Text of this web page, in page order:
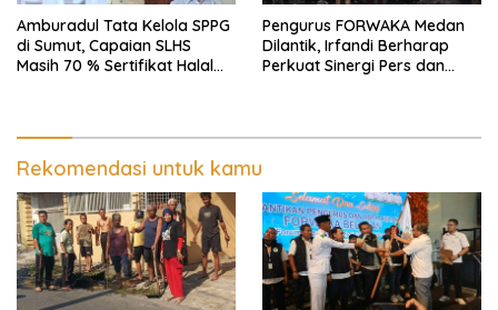
Amburadul Tata Kelola SPPG
di Sumut, Capaian SLHS
Masih 70 % Sertifikat Halal
Pemantau dan Pengawas
MBG
Pengurus FORWAKA Medan
Dilantik, Irfandi Berharap
Perkuat Sinergi Pers dan
Rekomendasi untuk kamu